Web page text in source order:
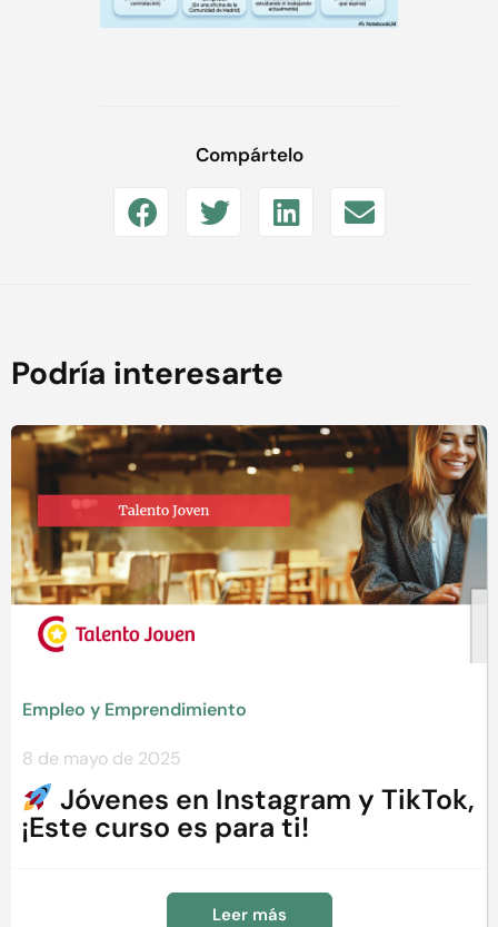
Compártelo
Podría interesarte
Empleo y Emprendimiento
8 de mayo de 2025
Jóvenes en Instagram y TikTok,
¡Este curso es para ti!
Leer más